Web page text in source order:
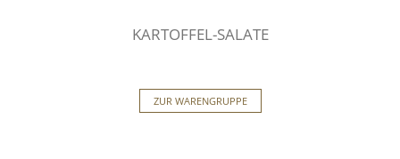
KARTOFFEL-SALATE
ZUR WARENGRUPPE